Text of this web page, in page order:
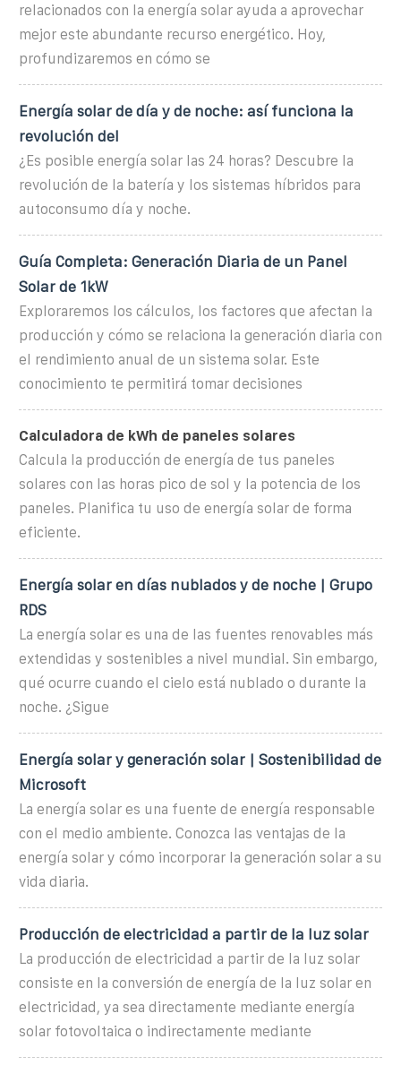
relacionados con la energía solar ayuda a aprovechar
mejor este abundante recurso energético. Hoy,
profundizaremos en cómo se
Energía solar de día y de noche: así funciona la
revolución del
¿Es posible energía solar las 24 horas? Descubre la
revolución de la batería y los sistemas híbridos para
autoconsumo día y noche.
Guía Completa: Generación Diaria de un Panel
Solar de 1kW
Exploraremos los cálculos, los factores que afectan la
producción y cómo se relaciona la generación diaria con
el rendimiento anual de un sistema solar. Este
conocimiento te permitirá tomar decisiones
Calculadora de kWh de paneles solares
Calcula la producción de energía de tus paneles
solares con las horas pico de sol y la potencia de los
paneles. Planifica tu uso de energía solar de forma
eficiente.
Energía solar en días nublados y de noche | Grupo
RDS
La energía solar es una de las fuentes renovables más
extendidas y sostenibles a nivel mundial. Sin embargo,
qué ocurre cuando el cielo está nublado o durante la
noche. ¿Sigue
Energía solar y generación solar | Sostenibilidad de
Microsoft
La energía solar es una fuente de energía responsable
con el medio ambiente. Conozca las ventajas de la
energía solar y cómo incorporar la generación solar a su
vida diaria.
Producción de electricidad a partir de la luz solar
La producción de electricidad a partir de la luz solar
consiste en la conversión de energía de la luz solar en
electricidad, ya sea directamente mediante energía
solar fotovoltaica o indirectamente mediante